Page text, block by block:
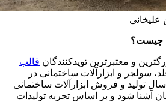
چیست؟
و معتبرترین تویدکنندگانقالب
سولجر و ابزارآلات ساختمانی در
است. بیش از 15 سال تولید و فروش ابزارآلات ساختمانی
آشنا شود و بر اساس تجربه تولیدات